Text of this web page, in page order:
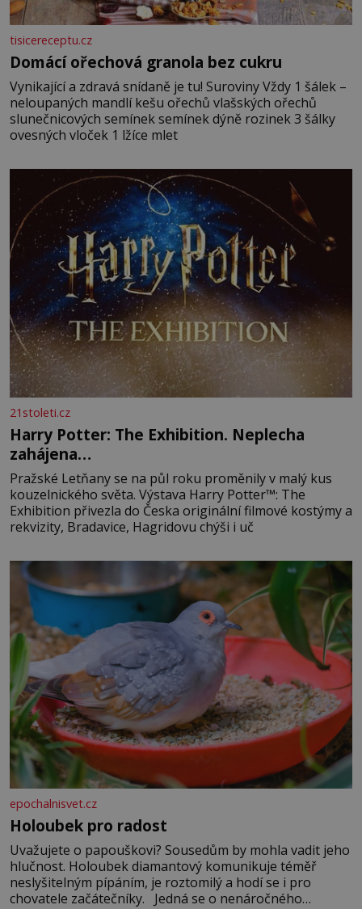
tisicereceptu.cz
Domácí ořechová granola bez cukru
Vynikající a zdravá snídaně je tu! Suroviny Vždy 1 šálek –
neloupaných mandlí kešu ořechů vlašských ořechů
slunečnicových semínek semínek dýně rozinek 3 šálky
ovesných vloček 1 lžíce mlet
21stoleti.cz
Harry Potter: The Exhibition. Neplecha
zahájena…
Pražské Letňany se na půl roku proměnily v malý kus
kouzelnického světa. Výstava Harry Potter™: The
Exhibition přivezla do Česka originální filmové kostýmy a
rekvizity, Bradavice, Hagridovu chýši i uč
epochalnisvet.cz
Holoubek pro radost
Uvažujete o papouškovi? Sousedům by mohla vadit jeho
hlučnost. Holoubek diamantový komunikuje téměř
neslyšitelným pípáním, je roztomilý a hodí se i pro
chovatele začátečníky. Jedná se o nenáročného